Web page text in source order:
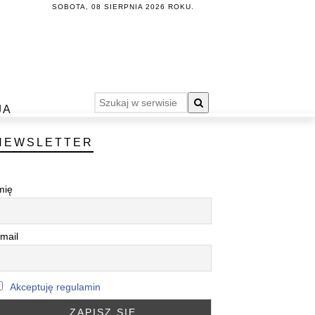
SOBOTA, 08 SIERPNIA 2026 ROKU.
Akceptuję regulamin